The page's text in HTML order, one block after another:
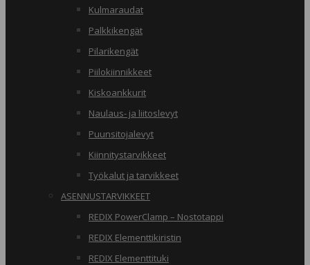
Kulmaraudat
Palkkikengät
Pilarikengät
Piilokiinnikkeet
Kiskoankkurit
Naulaus- ja liitoslevyt
Puunsitojalevyt
Kiinnitystarvikkeet
Työkalut ja tarvikkeet
ASENNUSTARVIKKEET
REDIX PowerClamp – Nostotappi
REDIX Elementtikiristin
REDIX Elementtituki